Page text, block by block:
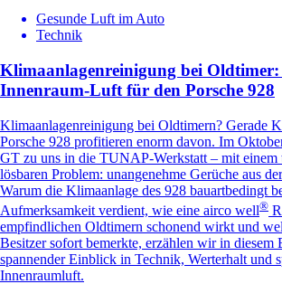
Gesunde Luft im Auto
Technik
Klimaanlagenreinigung bei Oldtimer:
Innenraum-Luft für den Porsche 928
Klimaanlagenreinigung bei Oldtimern? Gerade
Porsche 928 profitieren enorm davon. Im
GT zu uns in die TUNAP-Werkstatt – mit einem
lösbaren Problem: unangenehme Gerüche aus
Warum die Klimaanlage des 928 bauartbedingt
Aufmerksamkeit verdient, wie eine airco well®
empfindlichen Oldtimern schonend wirkt und
Besitzer sofort bemerkte, erzählen wir in diesem
spannender Einblick in Technik, Werterhalt und
Innenraumluft.